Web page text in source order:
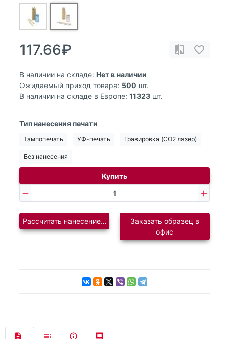
117.66₽
В наличии на складе: Нет в наличии
Ожидаемый приход товара: 500 шт.
В наличии на складе в Европе: 11323 шт.
Тип нанесения печати
Тампопечать УФ-печать Гравировка (CO2 лазер)
Без нанесения
Купить
Рассчитать нанесение логотипаЗаказать образец в
офис